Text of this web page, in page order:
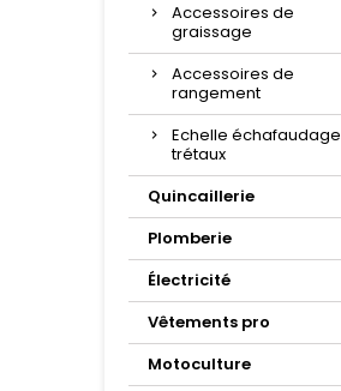
Accessoires de
graissage
Accessoires de
rangement
Echelle échafaudage
trétaux
Quincaillerie
Plomberie
Électricité
Vêtements pro
Motoculture